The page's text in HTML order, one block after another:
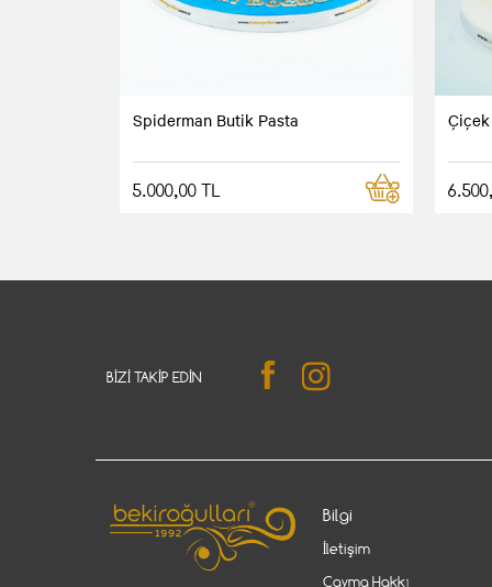
Spiderman Butik Pasta
5.000,00 TL
BIZI TAKIP EDIN
Bilgi
İletişim
Cayma Hakkı